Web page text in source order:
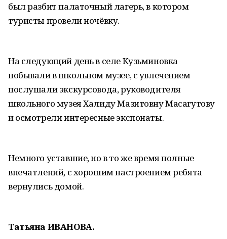
был разбит палаточный лагерь, в котором
туристы провели ночёвку.
На следующий день в селе Кузьминовка
побывали в школьном музее, с увлечением
послушали экскурсовода, руководителя
школьного музея Халиду Мазитовну Масагутову
и осмотрели интересные экспонаты.
Немного уставшие, но в то же время полные
впечатлений, с хорошим настроением ребята
вернулись домой.
Татьяна ИВАНОВА.